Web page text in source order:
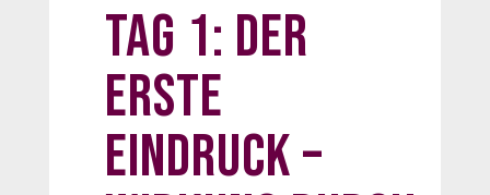
Tag 1: Der
erste
Eindruck –